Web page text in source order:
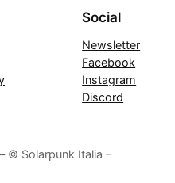
Social
Newsletter
Facebook
Instagram
Discord
– © Solarpunk Italia –